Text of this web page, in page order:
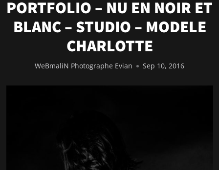
PORTFOLIO – NU EN NOIR ET
BLANC – STUDIO – MODELE
CHARLOTTE
WeBmaliN Photographe Evian Sep 10, 2016